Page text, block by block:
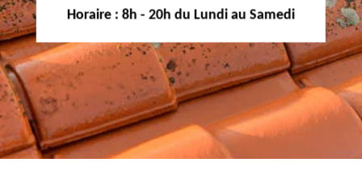
Horaire : 8h - 20h du Lundi au Samedi